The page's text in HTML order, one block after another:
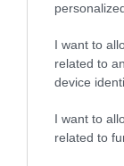
I want to
related to
device
I want to
related to